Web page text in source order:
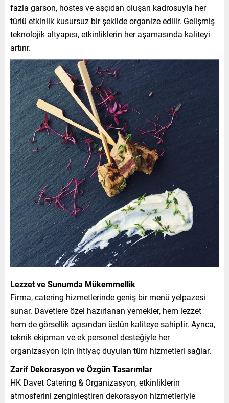
fazla garson, hostes ve aşçıdan oluşan kadrosuyla her
türlü etkinlik kusursuz bir şekilde organize edilir. Gelişmiş
teknolojik altyapısı, etkinliklerin her aşamasında kaliteyi
artırır.
Lezzet ve Sunumda Mükemmellik
Firma, catering hizmetlerinde geniş bir menü yelpazesi
sunar. Davetlere özel hazırlanan yemekler, hem lezzet
hem de görsellik açısından üstün kaliteye sahiptir. Ayrıca,
teknik ekipman ve ek personel desteğiyle her
organizasyon için ihtiyaç duyulan tüm hizmetleri sağlar.
Zarif Dekorasyon ve Özgün Tasarımlar
HK Davet Catering & Organizasyon, etkinliklerin
atmosferini zenginleştiren dekorasyon hizmetleriyle